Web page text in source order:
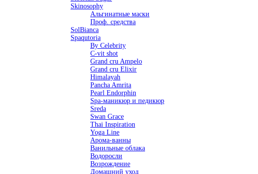
Skinosophy
Альгинатные маски
Проф. средства
SolBianca
Spaqutoria
By Celebrity
C-vit shot
Grand cru Ampelo
Grand сru Elixir
Himalayah
Pancha Amrita
Pearl Endorphin
Spa-маникюр и педикюр
Sreda
Swan Grace
Thai Inspiration
Yoga Line
Арома-ванны
Ванильные облака
Водоросли
Возрождение
Домашний уход